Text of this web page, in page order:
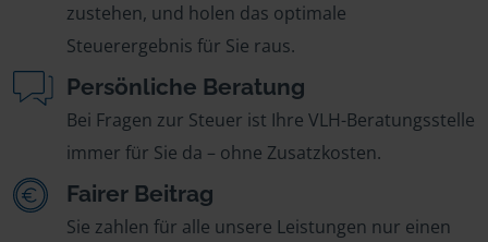
zustehen, und holen das optimale
Steuerergebnis für Sie raus.
Persönliche Beratung
Bei Fragen zur Steuer ist Ihre VLH-Beratungsstelle
immer für Sie da – ohne Zusatzkosten.
Fairer Beitrag
Sie zahlen für alle unsere Leistungen nur einen